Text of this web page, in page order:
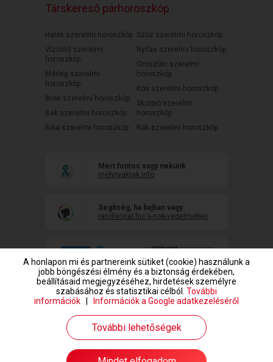
Társkereső párhoroszkóp
Halak szerelmi horoszkóp
Vízöntő szerelmi
horoszkóp
Mérleg szerelmi
horoszkóp
Ikrek szerelmi horoszkóp
Bak szerelmi horoszkóp
Bika szerelmi horoszkóp
Szűz szerelmi horoszkóp
Nyilas szerelmi horoszkóp
Oroszlán szerelmi
horoszkóp
Kos szerelmi horoszkóp
Skorpió szerelmi
horoszkóp
Rák szerelmi horoszkóp
Mert fontos vagy nekünk
mehnyakrak.info
Segítség, ha bajban vagy
randivonal.hu/a-nok-vedelmeben
www.randivonal.hu © Copyright 1999-2026 Dating Central Europe Zrt.
A honlapon mi és partnereink sütiket (cookie) használunk a
jobb böngészési élmény és a biztonság érdekében,
beállításaid megjegyzéséhez, hirdetések személyre
szabásához és statisztikai célból. További
információk
Információk a Google adatkezeléséről
További lehetőségek